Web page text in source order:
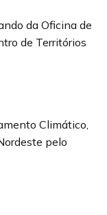
da Oficina de
de Territórios
Climático,
pelo